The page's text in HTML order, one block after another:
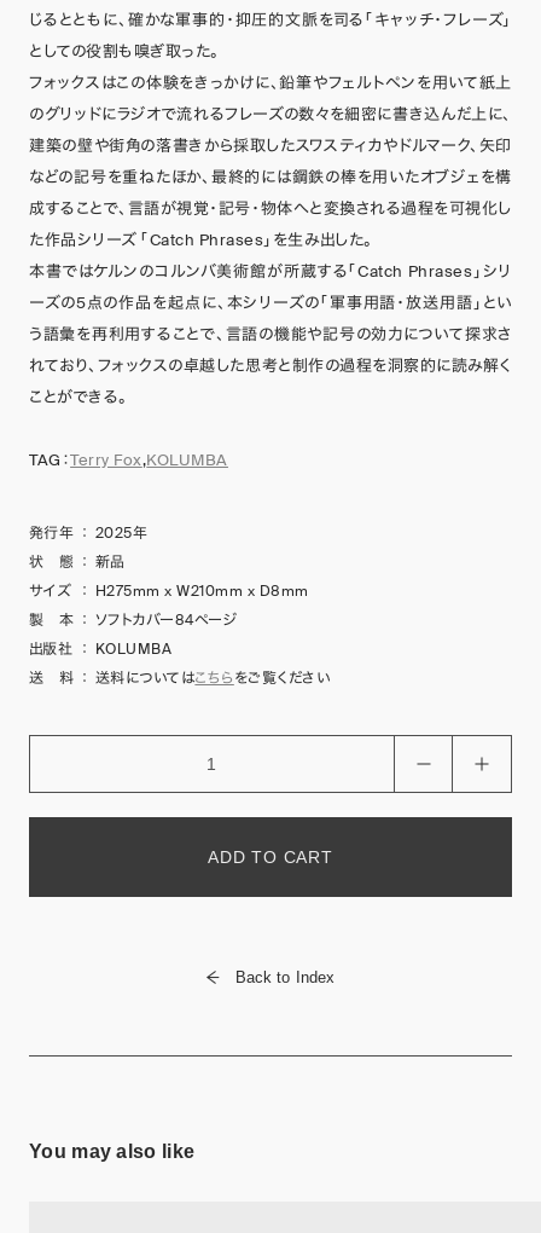
じるとともに、確かな軍事的・抑圧的文脈を司る「キャッチ・フレーズ」
としての役割も嗅ぎ取った。
フォックスはこの体験をきっかけに、鉛筆やフェルトペンを用いて紙上
のグリッドにラジオで流れるフレーズの数々を細密に書き込んだ上に、
建築の壁や街角の落書きから採取したスワスティカやドルマーク、矢印
などの記号を重ねたほか、最終的には鋼鉄の棒を用いたオブジェを構
成することで、言語が視覚・記号・物体へと変換される過程を可視化し
た作品シリーズ 「Catch Phrases」を生み出した。
本書ではケルンのコルンバ美術館が所蔵する「Catch Phrases」シリ
ーズの5点の作品を起点に、本シリーズの「軍事用語・放送用語」とい
う語彙を再利用することで、言語の機能や記号の効力について探求さ
れており、フォックスの卓越した思考と制作の過程を洞察的に読み解く
ことができる。
TAG：Terry Fox,KOLUMBA
発行年 ： 2025年
状 態 ： 新品
サイズ
： H275mm x W210mm x D8mm
製 本 ： ソフトカバー84ページ
出版社 ： KOLUMBA
送 料 ： 送料についてはこちらをご覧ください
ADD TO CART
Back to Index
You may also like